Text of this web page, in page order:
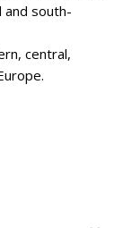
south-
central,